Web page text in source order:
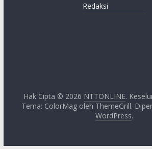
Redaksi
Hak Cipta © 2026 NTTONLINE.
Tema: ColorMag oleh ThemeGrill.
WordPress.